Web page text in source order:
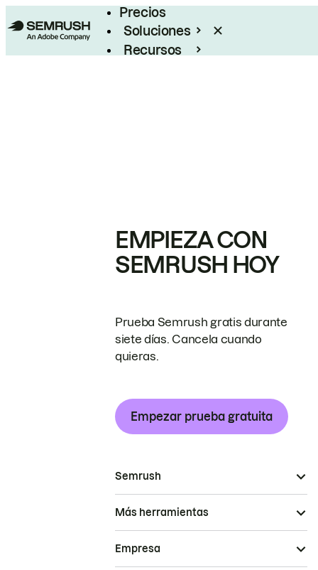
Precios
Soluciones
Recursos
EMPIEZA CON
SEMRUSH HOY
Prueba Semrush gratis durante
siete días. Cancela cuando
quieras.
Empezar prueba gratuita
Semrush
Más herramientas
Empresa